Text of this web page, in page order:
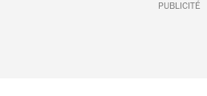
PUBLICITÉ